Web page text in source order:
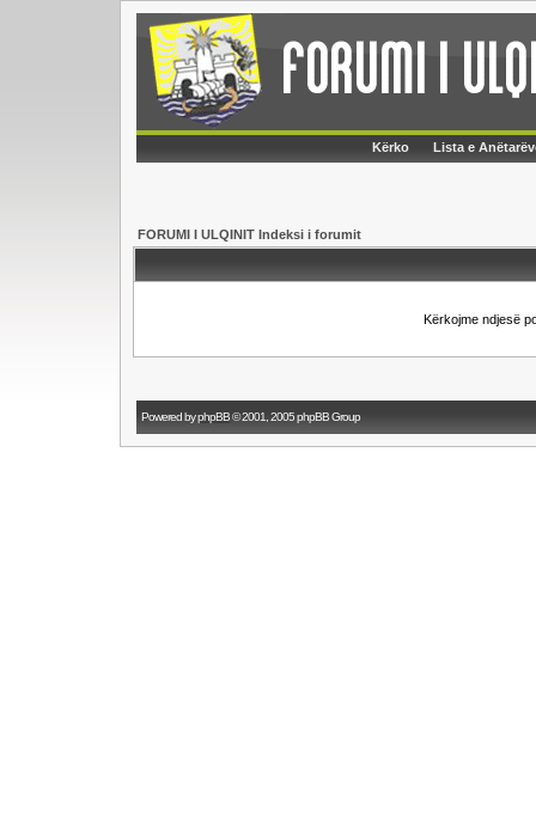
Kërko Lista e
FORUMI I ULQINIT Indeksi i forumit
Kërkojme ndjesë
Powered byphpBB© 2001, 2005 phpBB Group